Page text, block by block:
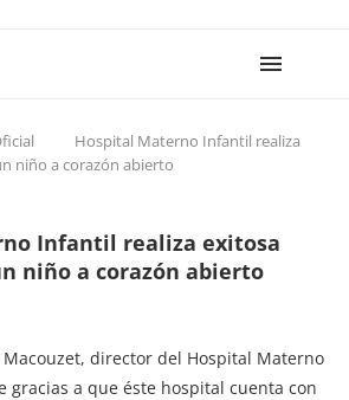
Hospital Materno Infantil realiza
niño a corazón abierto
Infantil realiza exitosa
niño a corazón abierto
Macouzet, director del Hospital Materno
gracias a que éste hospital cuenta con